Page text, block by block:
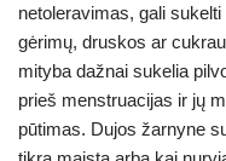
netoleravimas, gali
gėrimų, druskos ar
mityba dažnai sukelia
prieš menstruacijas ir jų
pūtimas. Dujos žarnyne